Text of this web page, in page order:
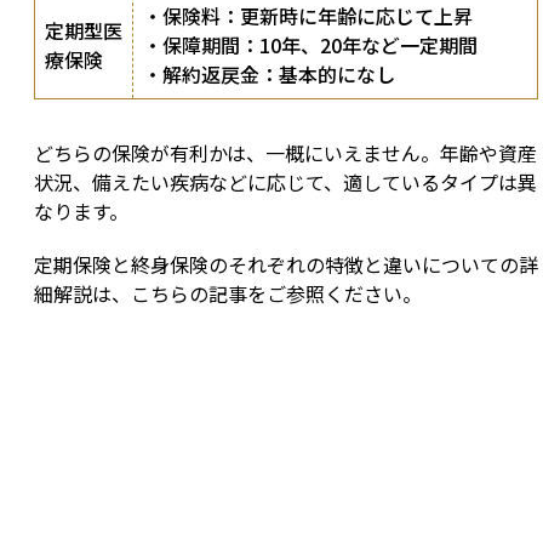
定期型医
療保険
・保険料：更新時に年齢に応じて上昇
・保障期間：10年、20年など一定期間
・解約返戻金：基本的になし
どちらの保険が有利かは、一概にいえません。年齢や資産
状況、備えたい疾病などに応じて、適しているタイプは異
なります。
定期保険と終身保険のそれぞれの特徴と違いについての詳
細解説は、こちらの記事をご参照ください。